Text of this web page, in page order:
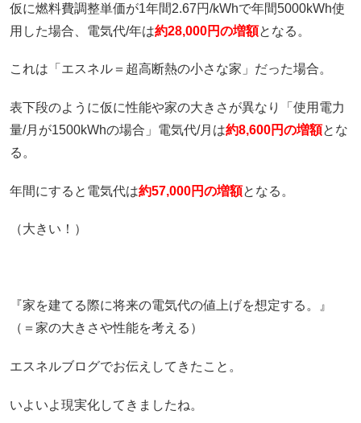
仮に燃料費調整単価が1年間2.67円/kWhで年間5000kWh使
用した場合、電気代/年は約28,000円の増額となる。
これは「エスネル＝超高断熱の小さな家」だった場合。
表下段のように仮に性能や家の大きさが異なり「使用電力
量/月が1500kWhの場合」電気代/月は約8,600円の増額とな
る。
年間にすると電気代は約57,000円の増額となる。
（大きい！）
『家を建てる際に将来の電気代の値上げを想定する。』
（＝家の大きさや性能を考える）
エスネルブログでお伝えしてきたこと。
いよいよ現実化してきましたね。